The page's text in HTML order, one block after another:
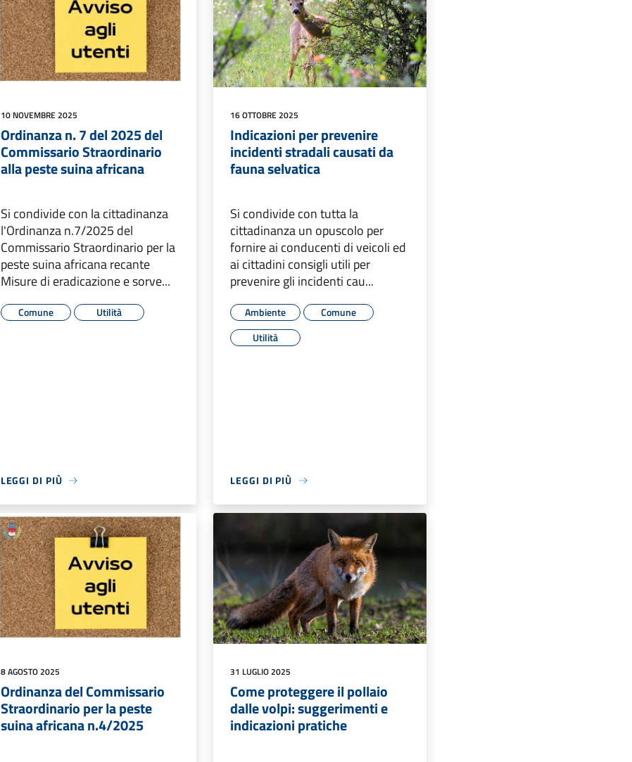
10 NOVEMBRE 2025
Ordinanza n. 7 del 2025 del
Commissario Straordinario
alla peste suina africana
Si condivide con la cittadinanza
l'Ordinanza n.7/2025 del
Commissario Straordinario per la
peste suina africana recante
Misure di eradicazione e sorve...
Comune Utilità
LEGGI DI PIÙ
16 OTTOBRE 2025
Indicazioni per prevenire
incidenti stradali causati da
fauna selvatica
Si condivide con tutta la
cittadinanza un opuscolo per
fornire ai conducenti di veicoli ed
ai cittadini consigli utili per
prevenire gli incidenti cau...
Ambiente
Comune
Utilità
LEGGI DI PIÙ
8 AGOSTO 2025
Ordinanza del Commissario
Straordinario per la peste
suina africana n.4/2025
31 LUGLIO 2025
Come proteggere il pollaio
dalle volpi: suggerimenti e
indicazioni pratiche